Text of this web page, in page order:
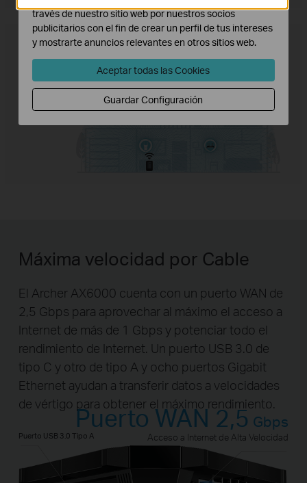
Router OneMesh™ + Repetidor
Máxima velocidad por Cable
El Archer AX6000 cuenta con un puerto WAN de
2,5 Gbps para aprovechar al máximo el acceso a
Internet de más de 1 Gbps y potenciar todo el
rendimiento de Internet. Un puerto USB 3.0 de
tipo C y otro de tipo A y ocho puertos Gigabit
Ethernet ayudan a transferir datos a velocidades
de vértigo para obtener el máximo rendimiento.
Puerto USB 3.0 Tipo A
Puerto WAN 2,5 Gbps
Acceso a Internet de Alta Velocidad
través de nuestro sitio web por nuestros socios
publicitarios con el fin de crear un perfil de tus intereses
y mostrarte anuncios relevantes en otros sitios web.
Aceptar todas las Cookies
Guardar Configuración